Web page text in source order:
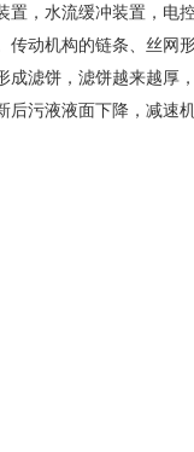
，水流缓冲装置，电控
动机构的链条、丝网
滤饼，滤饼越来越厚
污液液面下降，减速